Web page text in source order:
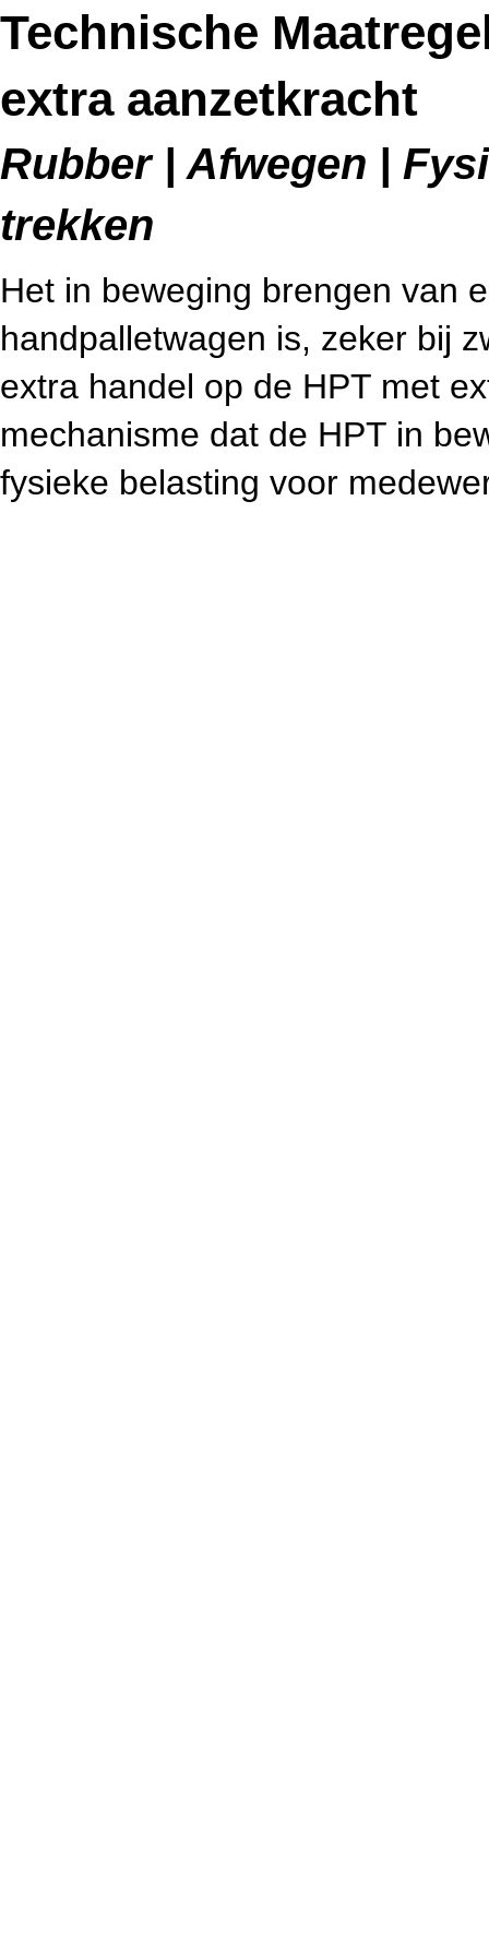
Technische
extra aanzetkracht
Rubber | Afwegen |
trekken
Het in beweging brengen van
handpalletwagen is, zeker bij
extra handel op de HPT met
mechanisme dat de HPT in
fysieke belasting voor